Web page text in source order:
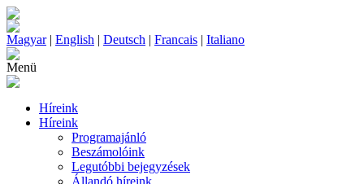
Magyar| English | Deutsch | Francais | Italiano
Menü
Híreink
Híreink
Programajánló
Beszámolóink
Legutóbbi bejegyzések
Állandó híreink